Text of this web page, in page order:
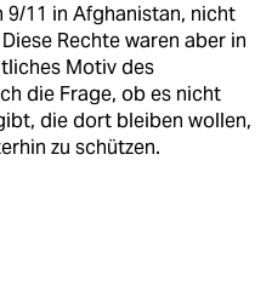
9/11 in Afghanistan, nicht
Rechte waren aber in
Motiv des
die Frage, ob es nicht
die dort bleiben wollen,
zu schützen.